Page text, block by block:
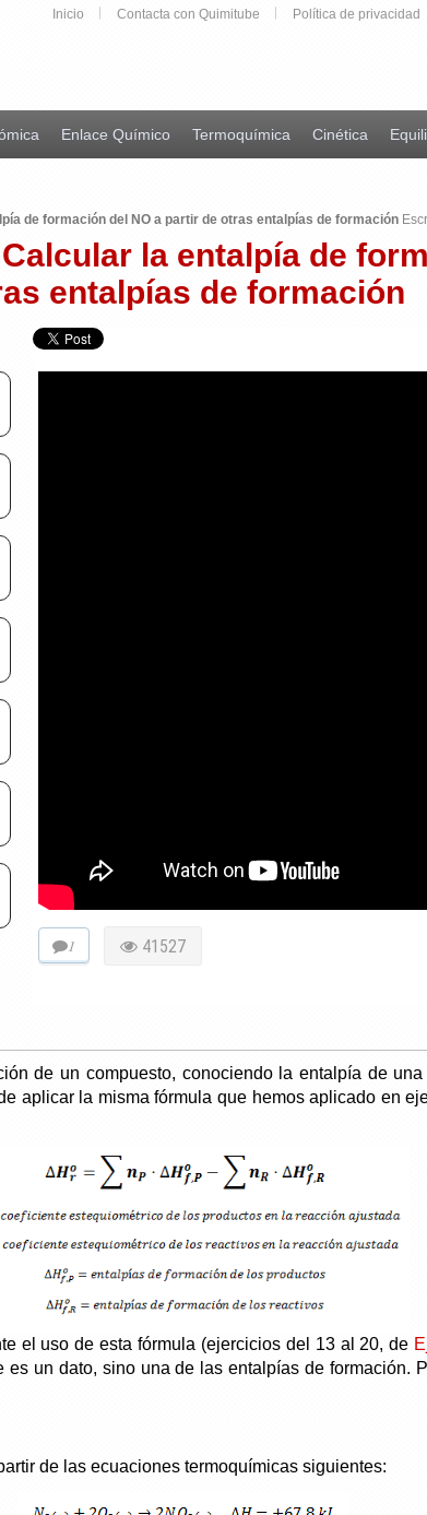
Inicio Contacta con Quimitube Política de privacidad
Enlace Químico Termoquímica Cinética
de formación del NO a partir de otras entalpías de formación
la entalpía de
entalpías de formación
1 41527
de un compuesto, conociendo la entalpía de
aplicar la misma fórmula que hemos aplicado en
el uso de esta fórmula (ejercicios del 13 al 20, de
un dato, sino una de las entalpías de formación.
de las ecuaciones termoquímicas siguientes: